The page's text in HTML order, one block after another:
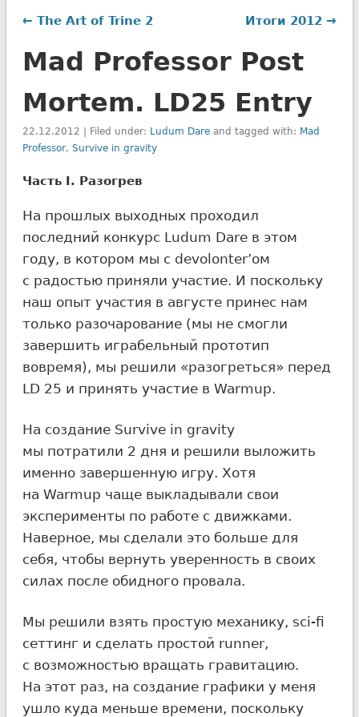
← The Art of Trine 2 Итоги 2012 →
Mad Professor Post
Mortem. LD25 Entry
22.12.2012 | Filed under: Ludum Dareand tagged with: Mad
Professor, Survive in gravity
Часть I. Разогрев
На прошлых выходных проходил
последний конкурс Ludum Dare в этом
году, в котором мы с devolonter’ом
c радостью приняли участие. И поскольку
наш опыт участия в августе принес нам
только разочарование (мы не смогли
завершить играбельный прототип
вовремя), мы решили «разогреться» перед
LD 25 и принять участие в Warmup.
На создание Survive in gravity
мы потратили 2 дня и решили выложить
именно завершенную игру. Хотя
на Warmup чаще выкладывали свои
эксперименты по работе с движками.
Наверное, мы сделали это больше для
себя, чтобы вернуть уверенность в своих
силах после обидного провала.
Мы решили взять простую механику, sci-fi
сеттинг и сделать простой runner,
с возможностью вращать гравитацию.
На этот раз, на создание графики у меня
ушло куда меньше времени, поскольку